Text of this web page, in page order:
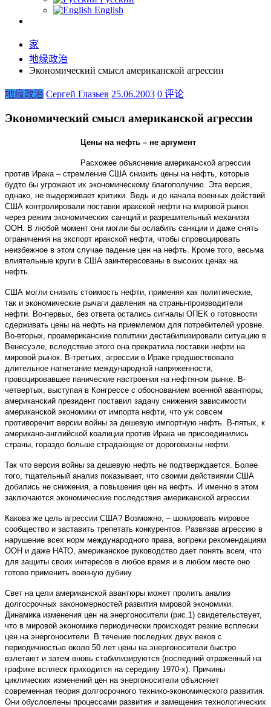
English
家
地缘政治
Экономический смысл американской агрессии
地缘政治 Сергей Глазьев 25.06.2003 0 评论
Экономический смысл американской агрессии
Цены на нефть – не аргумент
Расхожее объяснение американской агрессии
против Ирака – стремление США снизить цены на нефть, которые
будто бы угрожают их экономическому благополучию. Эта версия,
однако, не выдерживает критики. Ведь и до начала военных действий
США контролировали поставки иракской нефти на мировой рынок
через режим экономических санкций и разрешительный механизм
ООН. В любой момент они могли бы ослабить санкции и даже снять
ограничения на экспорт иракской нефти, чтобы спровоцировать
неизбежное в этом случае падение цен на нефть. Кроме того, весьма
влиятельные круги в США заинтересованы в высоких ценах на
нефть.
США могли снизить стоимость нефти, применяя как политические,
так и экономические рычаги давления на страны-производители
нефти. Во-первых, без ответа остались сигналы ОПЕК о готовности
сдерживать цены на нефть на приемлемом для потребителей уровне.
Во-вторых, проамериканские политики дестабилизировали ситуацию в
Венесуэле, вследствие этого она прекратила поставки нефти на
мировой рынок. В-третьих, агрессии в Ираке предшествовало
длительное нагнетание международной напряженности,
провоцировавшее панические настроения на нефтяном рынке. В-
четвертых, выступая в Конгрессе с обоснованием военной авантюры,
американский президент поставил задачу снижения зависимости
американской экономики от импорта нефти, что уж совсем
противоречит версии войны за дешевую импортную нефть. В-пятых, к
американо-английской коалиции против Ирака не присоединились
страны, гораздо больше страдающие от дороговизны нефти.
Так что версия войны за дешевую нефть не подтверждается. Более
того, тщательный анализ показывает, что своими действиями США
добились не снижения, а повышения цен на нефть. И именно в этом
заключаются экономические последствия американской агрессии.
Какова же цель агрессии США? Возможно, – шокировать мировое
сообщество и заставить трепетать конкурентов. Развязав агрессию в
нарушение всех норм международного права, вопреки рекомендациям
ООН и даже НАТО, американское руководство дает понять всем, что
для защиты своих интересов в любое время и в любом месте оно
готово применить военную дубину.
Свет на цели американской авантюры может пролить анализ
долгосрочных закономерностей развития мировой экономики.
Динамика изменения цен на энергоносители (рис.1) свидетельствует,
что в мировой экономике периодически происходят резкие всплески
цен на энергоносители. В течение последних двух веков с
периодичностью около 50 лет цены на энергоносители быстро
взлетают и затем вновь стабилизируются (последний отраженный на
графике всплеск приходится на середину 1970-х). Причины
циклических изменений цен на энергоносители объясняет
современная теория долгосрочного технико-экономического развития.
Они обусловлены процессами развития и замещения технологических